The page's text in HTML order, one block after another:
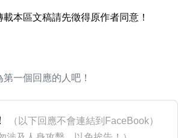
載本區文稿請先徵得原作者同意！
一個回應的人吧！
（以下回應不會連結到FaceBook）